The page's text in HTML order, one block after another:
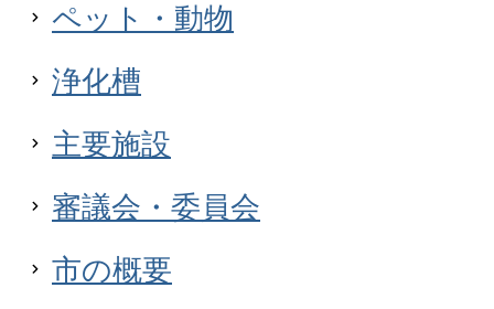
ペット・動物
浄化槽
主要施設
審議会・委員会
市の概要